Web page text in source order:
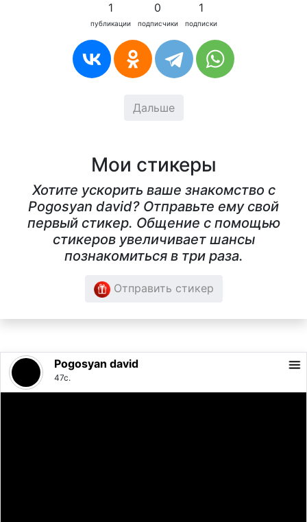
1
публикации
0
подписчики
1
подписки
Дальше
Мои стикеры
Хотите ускорить ваше знакомство с
Pogosyan david? Отправьте ему свой
первый стикер. Общение с помощью
стикеров увеличивает шансы
познакомиться в три раза.
Отправить стикер
Pogosyan david
47с.